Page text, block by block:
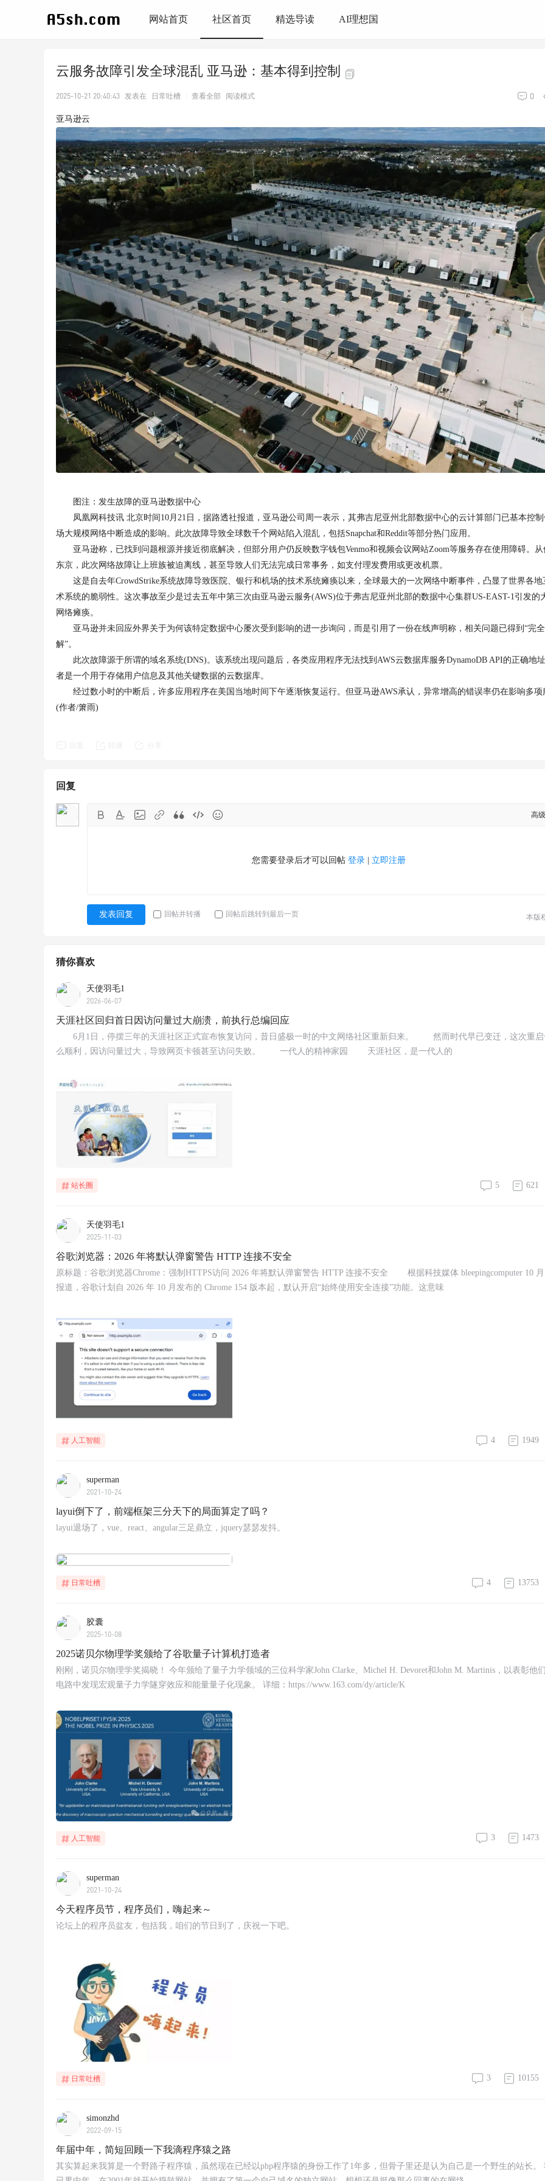
网站首页 社区首页 精选导读 AI理想国
云服务故障引发全球混乱 亚马逊：基本得到控制
0
2025-10-21 20:40:43 发表在 日常吐槽 查看全部 阅读模式
亚马逊云
图注：发生故障的亚马逊数据中心
凤凰网科技讯 北京时间10月21日，据路透社报道，亚马逊公司周一表示，其弗吉尼亚州北部数据中心的云计算部门已基本控
场大规模网络中断造成的影响。此次故障导致全球数千个网站陷入混乱，包括Snapchat和Reddit等部分热门应用。
亚马逊称，已找到问题根源并接近彻底解决，但部分用户仍反映数字钱包Venmo和视频会议网站Zoom等服务存在使用障碍。从
东京，此次网络故障让上班族被迫离线，甚至导致人们无法完成日常事务，如支付理发费用或更改机票。
这是自去年CrowdStrike系统故障导致医院、银行和机场的技术系统瘫痪以来，全球最大的一次网络中断事件，凸显了世界各地
术系统的脆弱性。这次事故至少是过去五年中第三次由亚马逊云服务(AWS)位于弗吉尼亚州北部的数据中心集群US-EAST-1引发的
网络瘫痪。
亚马逊并未回应外界关于为何该特定数据中心屡次受到影响的进一步询问，而是引用了一份在线声明称，相关问题已得到“完
解”。
此次故障源于所谓的域名系统(DNS)。该系统出现问题后，各类应用程序无法找到AWS云数据库服务DynamoDB API的正确地
者是一个用于存储用户信息及其他关键数据的云数据库。
经过数小时的中断后，许多应用程序在美国当地时间下午逐渐恢复运行。但亚马逊AWS承认，异常增高的错误率仍在影响多项
(作者/箫雨)
回复
高
您需要登录后才可以回帖 登录| 立即注册
本版
发表回复 回帖并转播 回帖后跳转到最后一页
猜你喜欢
天使羽毛1
2026-06-07
天涯社区回归首日因访问量过大崩溃，前执行总编回应
6月1日，停摆三年的天涯社区正式宣布恢复访问，昔日盛极一时的中文网络社区重新归来。 然而时代早已变迁，这次重启
么顺利，因访问量过大，导致网页卡顿甚至访问失败。 一代人的精神家园 天涯社区，是一代人的
站长圈 5 621
天使羽毛1
2025-11-03
谷歌浏览器：2026 年将默认弹窗警告 HTTP 连接不安全
原标题：谷歌浏览器Chrome：强制HTTPS访问 2026 年将默认弹窗警告 HTTP 连接不安全 根据科技媒体 bleepingcomputer 10
报道，谷歌计划自 2026 年 10 月发布的 Chrome 154 版本起，默认开启“始终使用安全连接”功能。这意味
人工智能 4 1949
superman
2021-10-24
layui倒下了，前端框架三分天下的局面算定了吗？
layui退场了，vue、react、angular三足鼎立，jquery瑟瑟发抖。
日常吐槽 4 13753
胶囊
2025-10-08
2025诺贝尔物理学奖颁给了谷歌量子计算机打造者
刚刚，诺贝尔物理学奖揭晓！ 今年颁给了量子力学领域的三位科学家John Clarke、Michel H. Devoret和John M. Martinis，以表彰他
电路中发现宏观量子力学隧穿效应和能量量子化现象。 详细：https://www.163.com/dy/article/K
人工智能 3 1473
superman
2021-10-24
今天程序员节，程序员们，嗨起来～
论坛上的程序员盆友，包括我，咱们的节日到了，庆祝一下吧。
日常吐槽 3 10155
simonzhd
2022-09-15
年届中年，简短回顾一下我滴程序猿之路
其实算起来我算是一个野路子程序猿，虽然现在已经以php程序猿的身份工作了1年多，但骨子里还是认为自己是一个野生的站长。